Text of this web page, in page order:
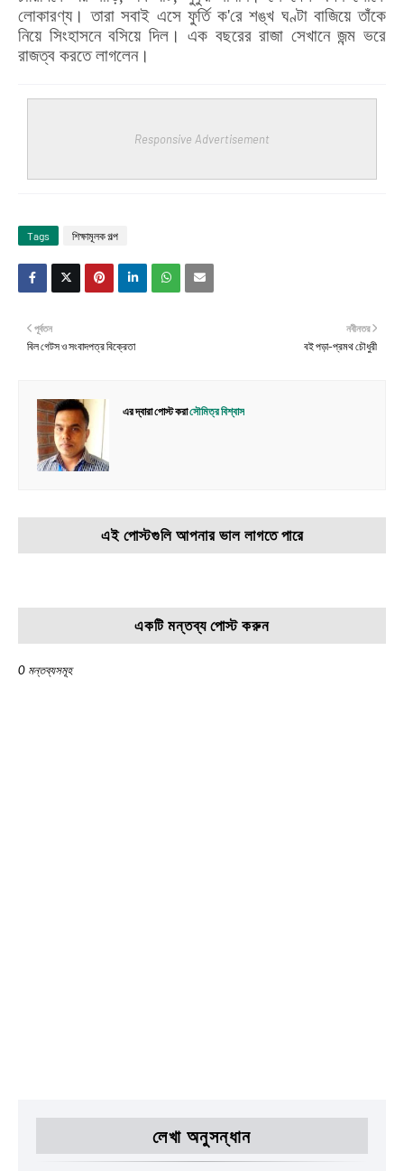
লোকারণ্য। তারা সবাই এসে ফুর্তি ক'রে শঙ্খ ঘণ্টা বাজিয়ে তাঁকে
নিয়ে সিংহাসনে বসিয়ে দিল। এক বছরের রাজা সেখানে জন্ম ভরে
রাজত্ব করতে লাগলেন।
Responsive Advertisement
Tags শিক্ষামূলক গল্প
নবীনতর
বই পড়া-প্রমথ চৌধুরী
পূর্বতন
বিল গেটস ও সংবাদপত্র বিক্রেতা
এর দ্বারা পোস্ট করাসৌমিত্র বিশ্বাস
এই পোস্টগুলি আপনার ভাল লাগতে পারে
একটি মন্তব্য পোস্ট করুন
0 মন্তব্যসমূহ
লেখা অনুসন্ধান